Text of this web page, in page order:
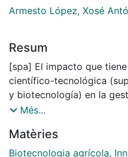
Armesto López, Xosé
Resum
[spa] El impacto que
científico-tecnológica
y biotecnología) en la
empresas hortofrutícolas,
investigación científica,
difusión en los sectores
Més...
Matèries
Biotecnologia agrícola,